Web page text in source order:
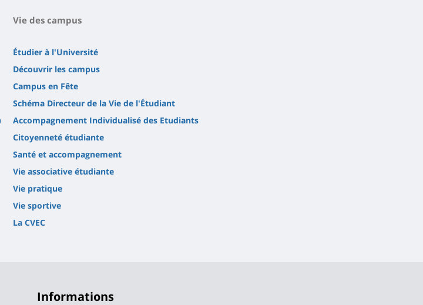
Vie des campus
Étudier à l'Université
Découvrir les campus
Campus en Fête
Schéma Directeur de la Vie de l'Étudiant
Accompagnement Individualisé des Etudiants
Citoyenneté étudiante
Santé et accompagnement
Vie associative étudiante
Vie pratique
Vie sportive
La CVEC
Informations